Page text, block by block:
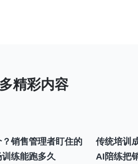
销售管理者盯住的
练能跑多久
传统培训
AI陪练把